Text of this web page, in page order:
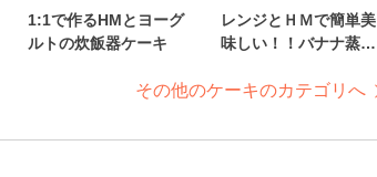
1:1で作るHMとヨーグ
ルトの炊飯器ケーキ
レンジとＨＭで簡単美
味しい！！バナナ蒸し
その他のケーキのカテゴリへ